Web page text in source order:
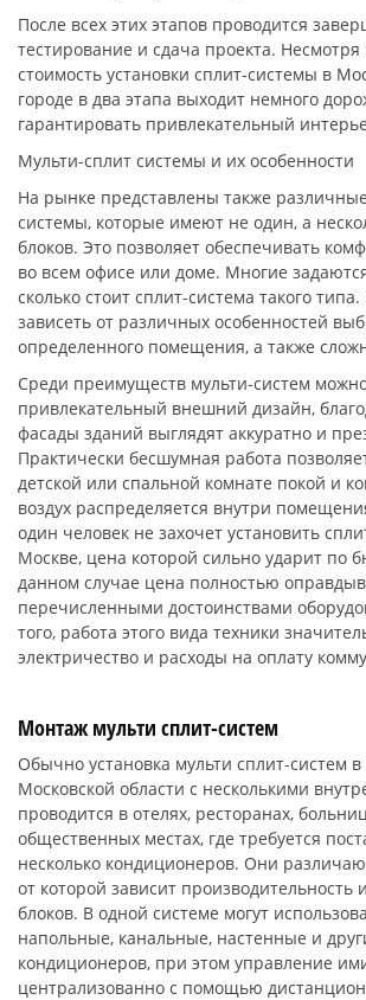
После всех этих этапов проводится
тестирование и сдача проекта. Несмотря
стоимость установки сплит-системы в
городе в два этапа выходит немного
гарантировать привлекательный
Мульти-сплит системы и их особенности
На рынке представлены также
системы, которые имеют не один, а
блоков. Это позволяет обеспечивать
во всем офисе или доме. Многие
сколько стоит сплит-система такого
зависеть от различных особенностей
определенного помещения, а также
Среди преимуществ мульти-систем
привлекательный внешний дизайн,
фасады зданий выглядят аккуратно и
Практически бесшумная работа
детской или спальной комнате покой и
воздух распределяется внутри
один человек не захочет установить
Москве, цена которой сильно ударит по
данном случае цена полностью
перечисленными достоинствами
того, работа этого вида техники
электричество и расходы на оплату
Монтаж мульти сплит-систем
Обычно установка мульти сплит-систем
Московской области с несколькими
проводится в отелях, ресторанах,
общественных местах, где требуется
несколько кондиционеров. Они
от которой зависит производительность
блоков. В одной системе могут
напольные, канальные, настенные и
кондиционеров, при этом управление
централизованно с помощью